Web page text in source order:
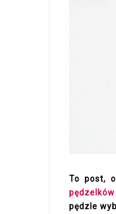
To post,
pędzle